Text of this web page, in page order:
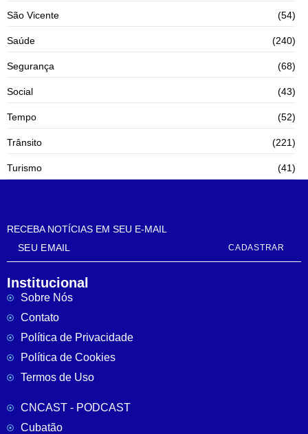
São Vicente (54)
Saúde (240)
Segurança (68)
Social (43)
Tempo (52)
Trânsito (221)
Turismo (41)
RECEBA NOTÍCIAS EM SEU E-MAIL
CADASTRAR
Institucional
Sobre Nós
Contato
Política de Privacidade
Política de Cookies
Termos de Uso
CNCAST - PODCAST
Cubatão